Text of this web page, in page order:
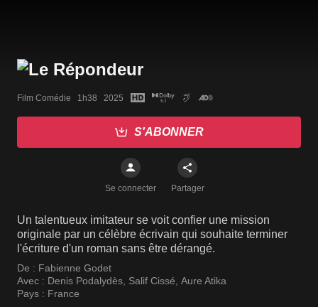
Film Comédie   1h38   2025
S'ABONNER
Se connecter Partager
Un talentueux imitateur se voit confier une mission
originale par un célèbre écrivain qui souhaite terminer
l'écriture d'un roman sans être dérangé.
De : Fabienne Godet
Avec : Denis Podalydès, Salif Cissé, Aure Atika
Pays : France